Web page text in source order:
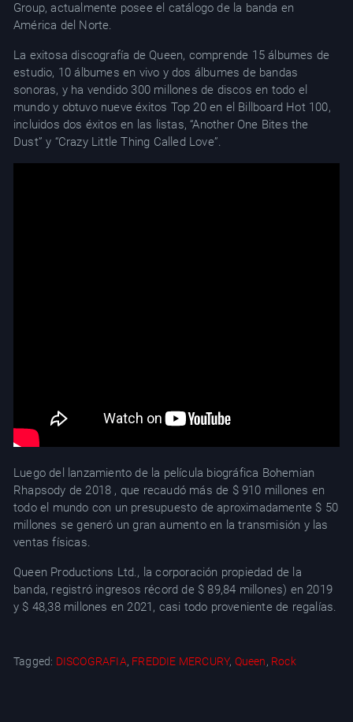
Group, actualmente posee el catálogo de la banda en
América del Norte.
La exitosa discografía de Queen, comprende 15 álbumes de
estudio, 10 álbumes en vivo y dos álbumes de bandas
sonoras, y ha vendido 300 millones de discos en todo el
mundo y obtuvo nueve éxitos Top 20 en el Billboard Hot 100,
incluidos dos éxitos en las listas, “Another One Bites the
Dust” y “Crazy Little Thing Called Love”.
Luego del lanzamiento de la película biográfica Bohemian
Rhapsody de 2018 , que recaudó más de $ 910 millones en
todo el mundo con un presupuesto de aproximadamente $ 50
millones se generó un gran aumento en la transmisión y las
ventas físicas.
Queen Productions Ltd., la corporación propiedad de la
banda, registró ingresos récord de $ 89,84 millones) en 2019
y $ 48,38 millones en 2021, casi todo proveniente de regalías.
Tagged: DISCOGRAFIA, FREDDIE MERCURY, Queen, Rock